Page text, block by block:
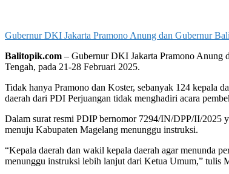
Gubernur DKI Jakarta Pramono Anung dan Gubernur
Balitopik.com – Gubernur DKI Jakarta Pramono Anung
Tengah, pada 21-28 Februari 2025.
Tidak hanya Pramono dan Koster, sebanyak 124 kepala
daerah dari PDI Perjuangan tidak menghadiri acara
Dalam surat resmi PDIP bernomor 7294/IN/DPP/II/2025
menuju Kabupaten Magelang menunggu instruksi.
“Kepala daerah dan wakil kepala daerah agar menunda
menunggu instruksi lebih lanjut dari Ketua Umum,” tulis